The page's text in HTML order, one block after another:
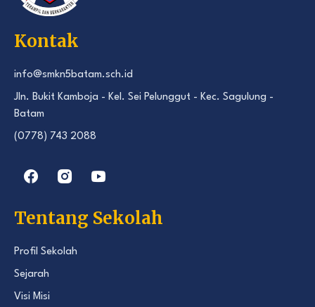
Kontak
info@smkn5batam.sch.id
Jln. Bukit Kamboja - Kel. Sei Pelunggut - Kec. Sagulung -
Batam
(0778) 743 2088
Tentang Sekolah
Profil Sekolah
Sejarah
Visi Misi